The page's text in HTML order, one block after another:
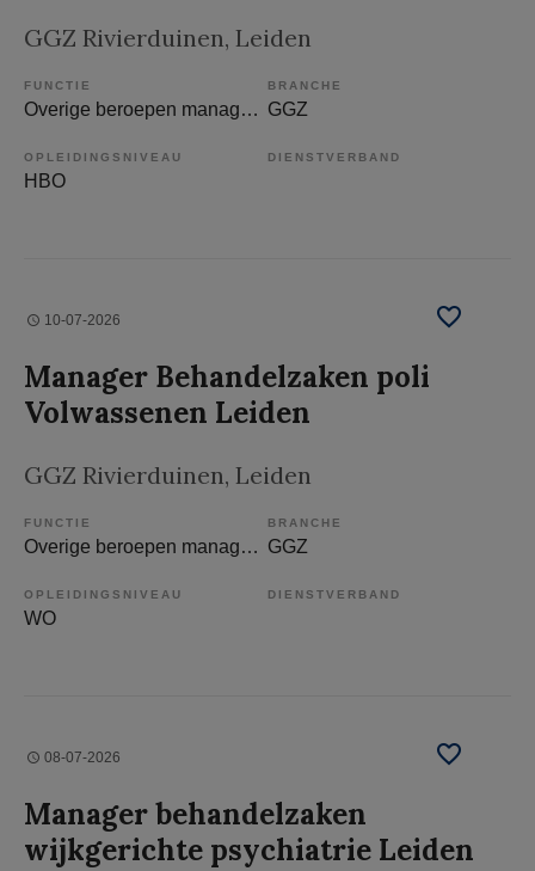
GGZ Rivierduinen, Leiden
FUNCTIE
Overige beroepen management
BRANCHE
GGZ
OPLEIDINGSNIVEAU
HBO
DIENSTVERBAND
10-07-2026
Manager Behandelzaken poli
Volwassenen Leiden
GGZ Rivierduinen, Leiden
FUNCTIE
Overige beroepen management
BRANCHE
GGZ
OPLEIDINGSNIVEAU
WO
DIENSTVERBAND
08-07-2026
Manager behandelzaken
wijkgerichte psychiatrie Leiden